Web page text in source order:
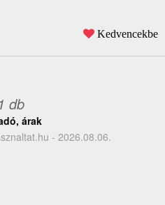
Kedvencekbe
db
árak
- 2026.08.06.